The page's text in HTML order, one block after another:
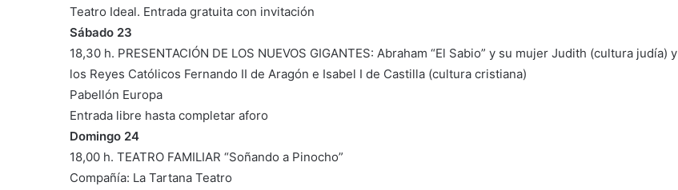
Teatro Ideal. Entrada gratuita con invitación
Sábado 23
18,30 h. PRESENTACIÓN DE LOS NUEVOS GIGANTES: Abraham “El Sabio” y su mujer Judith (cultura judía) y
los Reyes Católicos Fernando II de Aragón e Isabel I de Castilla (cultura cristiana)
Pabellón Europa
Entrada libre hasta completar aforo
Domingo 24
18,00 h. TEATRO FAMILIAR “Soñando a Pinocho”
Compañía: La Tartana Teatro